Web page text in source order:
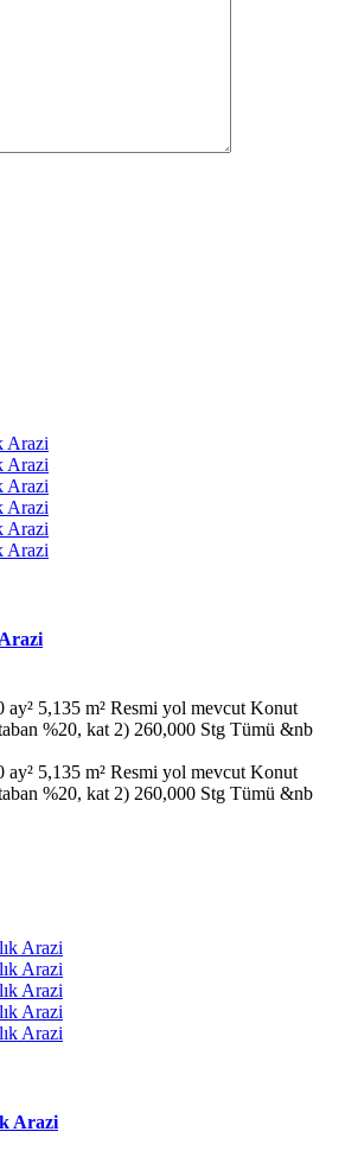
ay² 5,135 m² Resmi yol mevcut Konut
%20, kat 2) 260,000 Stg Tümü &nb
ay² 5,135 m² Resmi yol mevcut Konut
%20, kat 2) 260,000 Stg Tümü &nb
Arazi